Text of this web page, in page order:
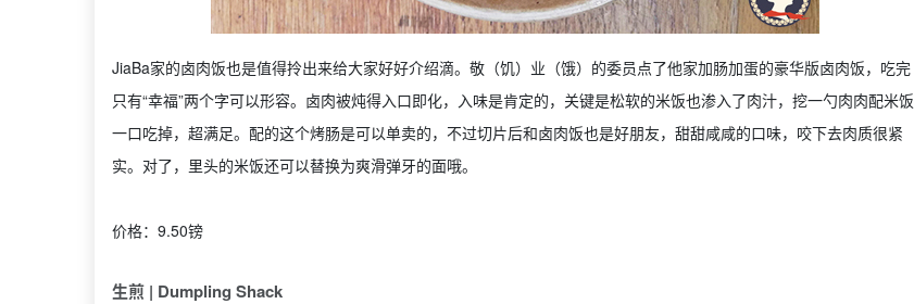
JiaBa家的卤肉饭也是值得拎出来给大家好好介绍滴。敬（饥）业（饿）的委员点了他家加肠加蛋的豪华版卤肉饭，吃完
只有“幸福”两个字可以形容。卤肉被炖得入口即化，入味是肯定的，关键是松软的米饭也渗入了肉汁，挖一勺肉肉配米饭
一口吃掉，超满足。配的这个烤肠是可以单卖的，不过切片后和卤肉饭也是好朋友，甜甜咸咸的口味，咬下去肉质很紧
实。对了，里头的米饭还可以替换为爽滑弹牙的面哦。
价格：9.50镑
生煎 | Dumpling Shack